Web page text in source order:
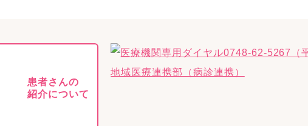
患者さんの
紹介について